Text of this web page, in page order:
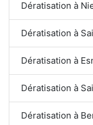
Dératisation à
Dératisation à
Dératisation à
Dératisation à
Dératisation à